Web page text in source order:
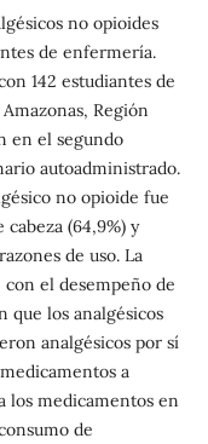
no opioides
de enfermería.
142 estudiantes de
Región
en el segundo
autoadministrado.
no opioide fue
(64,9%) y
de uso. La
el desempeño de
que los analgésicos
analgésicos por sí
a
los medicamentos en
de